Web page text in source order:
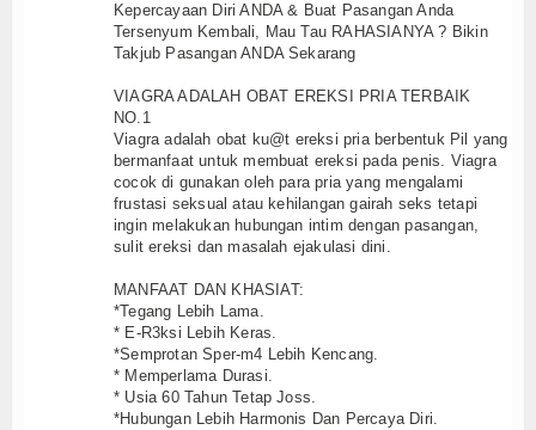
Kepercayaan Diri ANDA & Buat Pasangan Anda
Tersenyum Kembali, Mau Tau RAHASIANYA ? Bikin
Takjub Pasangan ANDA Sekarang
VIAGRA ADALAH OBAT EREKSI PRIA TERBAIK
NO.1
Viagra adalah obat ku@t ereksi pria berbentuk Pil yang
bermanfaat untuk membuat ereksi pada penis. Viagra
cocok di gunakan oleh para pria yang mengalami
frustasi seksual atau kehilangan gairah seks tetapi
ingin melakukan hubungan intim dengan pasangan,
sulit ereksi dan masalah ejakulasi dini.
MANFAAT DAN KHASIAT:
*Tegang Lebih Lama.
* E-R3ksi Lebih Keras.
*Semprotan Sper-m4 Lebih Kencang.
* Memperlama Durasi.
* Usia 60 Tahun Tetap Joss.
*Hubungan Lebih Harmonis Dan Percaya Diri.